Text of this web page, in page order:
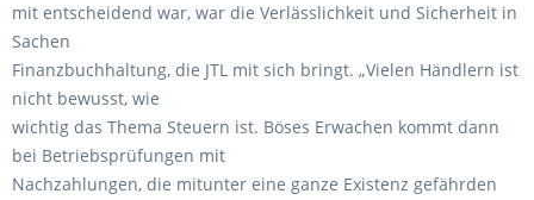
mit entscheidend war, war die Verlässlichkeit und Sicherheit in
Sachen
Finanzbuchhaltung, die JTL mit sich bringt. „Vielen Händlern ist
nicht bewusst, wie
wichtig das Thema Steuern ist. Böses Erwachen kommt dann
bei Betriebsprüfungen mit
Nachzahlungen, die mitunter eine ganze Existenz gefährden